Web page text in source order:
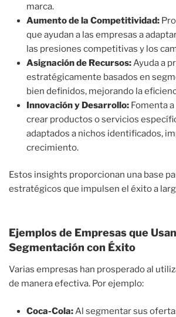
marca.
Aumento de la Competitividad:
que ayudan a las empresas a
las presiones competitivas y los
Asignación de Recursos:Ayuda a
estratégicamente basados en
bien definidos, mejorando la
Innovación y Desarrollo: Fomenta
crear productos o servicios
adaptados a nichos identificados,
crecimiento.
Estos insights proporcionan una base
estratégicos que impulsen el éxito a
Ejemplos de Empresas que
Segmentación con Éxito
Varias empresas han prosperado al
de manera efectiva. Por ejemplo:
Coca-Cola:Al segmentar sus